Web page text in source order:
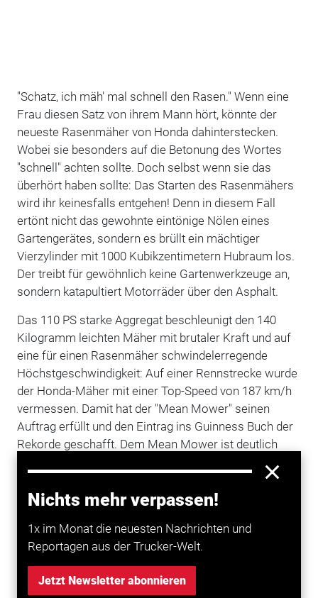
Nichts mehr verpassen!
1x im Monat die neuesten Nachrichten und
Reportagen aus der Trucker-Welt.
Jetzt Newsletter abonnieren
"Schatz, ich mäh' mal schnell den Rasen." Wenn eine
Frau diesen Satz von ihrem Mann hört, könnte der
neueste Rasenmäher von Honda dahinterstecken.
Wobei sie besonders auf die Betonung des Wortes
"schnell" achten sollte. Doch selbst wenn sie das
überhört haben sollte: Das Starten des Rasenmähers
wird ihr keinesfalls entgehen! Denn in diesem Fall
ertönt nicht das gewohnte eintönige Nölen eines
Gartengerätes, sondern es brüllt ein mächtiger
Vierzylinder mit 1000 Kubikzentimetern Hubraum los.
Der treibt für gewöhnlich keine Gartenwerkzeuge an,
sondern katapultiert Motorräder über den Asphalt.
Das 110 PS starke Aggregat beschleunigt den 140
Kilogramm leichten Mäher mit brutaler Kraft und auf
eine für einen Rasenmäher schwindelerregende
Höchstgeschwindigkeit: Auf einer Rennstrecke wurde
der Honda-Mäher mit einer Top-Speed von 187 km/h
vermessen. Damit hat der "Mean Mower" seinen
Auftrag erfüllt und den Eintrag ins Guinness Buch der
Rekorde geschafft. Dem Mean Mower ist deutlich
anzusehen, dass sich die Honda-Ingenieure bei der
austoben durften. An teuren Zutaten wurde nicht
eine Spezialanfertigung aus Fiberglas, die den Rasen
mit 4000/min köpft.
Die Instrumente stammen von Honda-Motorrädern,